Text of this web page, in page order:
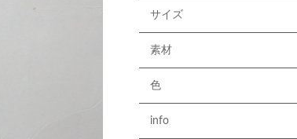
サイズ
素材
色
info